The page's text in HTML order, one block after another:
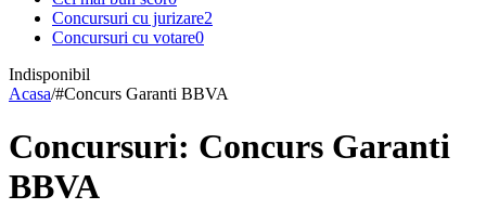
Concursuri cu jurizare2
Concursuri cu votare0
Indisponibil
Acasa/#Concurs Garanti BBVA
Concursuri: Concurs Garanti
BBVA